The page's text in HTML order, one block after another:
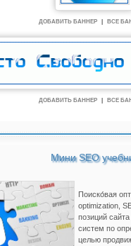
ДОБАВИТЬ БАННЕР ВСЕ
ДОБАВИТЬ БАННЕР ВСЕ
Мини SEO
Поиско́вая
optimization,
позиций
систем по
целью